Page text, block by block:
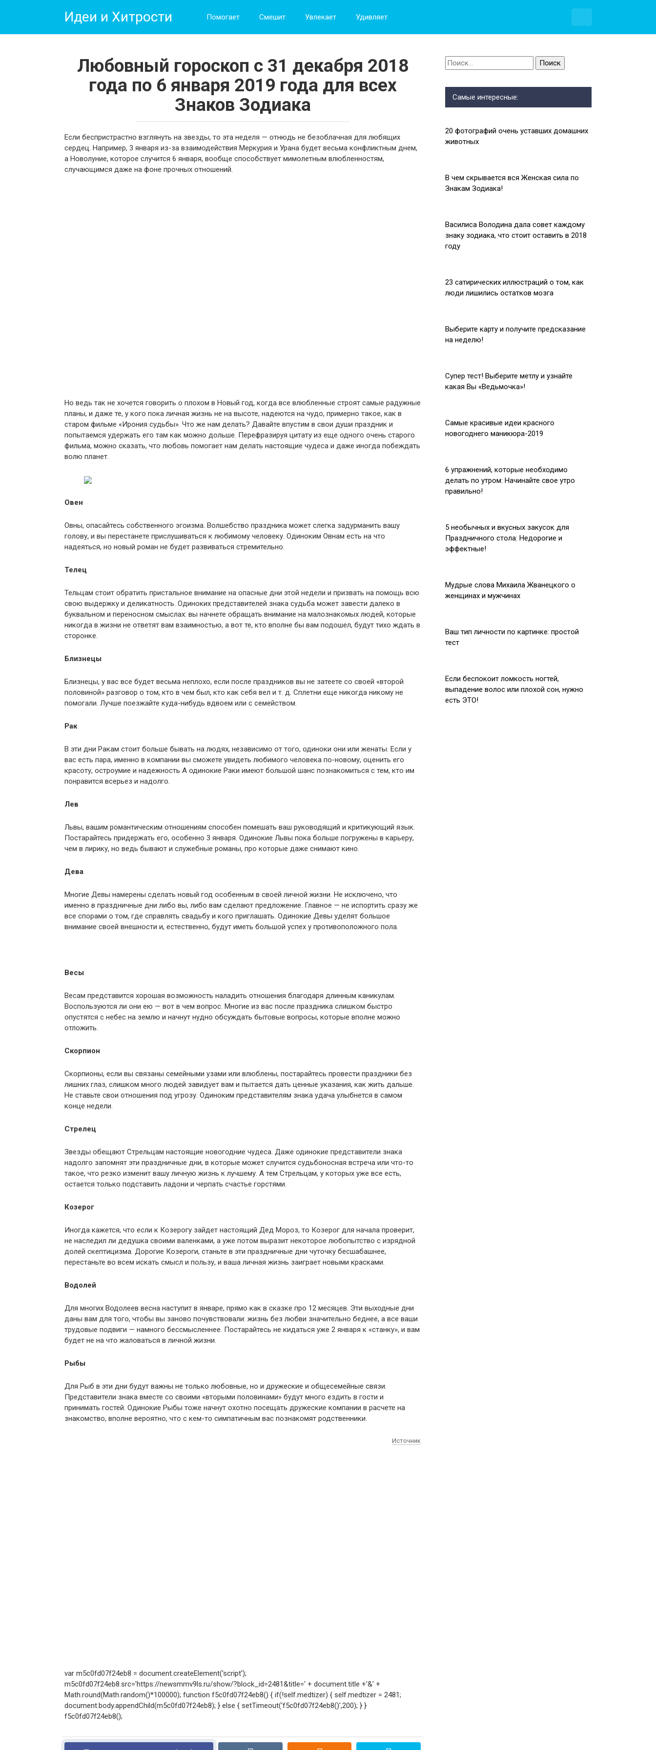
Идеи и Хитрости Помогает Смешит Увлекает Удивляет
Любовный гороскоп с 31 декабря 2018
года по 6 января 2019 года для всех
Знаков Зодиака
Если беспристрастно взглянуть на звезды, то эта неделя — отнюдь не безоблачная для любящих
сердец. Например, 3 января из-за взаимодействия Меркурия и Урана будет весьма конфликтным днем,
а Новолуние, которое случится 6 января, вообще способствует мимолетным влюбленностям,
случающимся даже на фоне прочных отношений.
Но ведь так не хочется говорить о плохом в Новый год, когда все влюбленные строят самые радужные
планы, и даже те, у кого пока личная жизнь не на высоте, надеются на чудо, примерно такое, как в
старом фильме «Ирония судьбы». Что же нам делать? Давайте впустим в свои души праздник и
попытаемся удержать его там как можно дольше. Перефразируя цитату из еще одного очень старого
фильма, можно сказать, что любовь помогает нам делать настоящие чудеса и даже иногда побеждать
волю планет.
Овен
Овны, опасайтесь собственного эгоизма. Волшебство праздника может слегка задурманить вашу
голову, и вы перестанете прислушиваться к любимому человеку. Одиноким Овнам есть на что
надеяться, но новый роман не будет развиваться стремительно.
Телец
Тельцам стоит обратить пристальное внимание на опасные дни этой недели и призвать на помощь всю
свою выдержку и деликатность. Одиноких представителей знака судьба может завести далеко в
буквальном и переносном смыслах: вы начнете обращать внимание на малознакомых людей, которые
никогда в жизни не ответят вам взаимностью, а вот те, кто вполне бы вам подошел, будут тихо ждать в
сторонке.
Близнецы
Близнецы, у вас все будет весьма неплохо, если после праздников вы не затеете со своей «второй
половиной» разговор о том, кто в чем был, кто как себя вел и т. д. Сплетни еще никогда никому не
помогали. Лучше поезжайте куда-нибудь вдвоем или с семейством.
Рак
В эти дни Ракам стоит больше бывать на людях, независимо от того, одиноки они или женаты. Если у
вас есть пара, именно в компании вы сможете увидеть любимого человека по-новому, оценить его
красоту, остроумие и надежность А одинокие Раки имеют большой шанс познакомиться с тем, кто им
понравится всерьез и надолго.
Лев
Львы, вашим романтическим отношениям способен помешать ваш руководящий и критикующий язык.
Постарайтесь придержать его, особенно 3 января. Одинокие Львы пока больше погружены в карьеру,
чем в лирику, но ведь бывают и служебные романы, про которые даже снимают кино.
Дева
Многие Девы намерены сделать новый год особенным в своей личной жизни. Не исключено, что
именно в праздничные дни либо вы, либо вам сделают предложение. Главное — не испортить сразу же
все спорами о том, где справлять свадьбу и кого приглашать. Одинокие Девы уделят большое
внимание своей внешности и, естественно, будут иметь большой успех у противоположного пола.
Весы
Весам представится хорошая возможность наладить отношения благодаря длинным каникулам.
Воспользуются ли они ею — вот в чем вопрос. Многие из вас после праздника слишком быстро
опустятся с небес на землю и начнут нудно обсуждать бытовые вопросы, которые вполне можно
отложить.
Скорпион
Скорпионы, если вы связаны семейными узами или влюблены, постарайтесь провести праздники без
лишних глаз, слишком много людей завидует вам и пытается дать ценные указания, как жить дальше.
Не ставьте свои отношения под угрозу. Одиноким представителям знака удача улыбнется в самом
конце недели.
Стрелец
Звезды обещают Стрельцам настоящие новогодние чудеса. Даже одинокие представители знака
надолго запомнят эти праздничные дни, в которые может случится судьбоносная встреча или что-то
такое, что резко изменит вашу личную жизнь к лучшему. А тем Стрельцам, у которых уже все есть,
остается только подставить ладони и черпать счастье горстями.
Козерог
Иногда кажется, что если к Козерогу зайдет настоящий Дед Мороз, то Козерог для начала проверит,
не наследил ли дедушка своими валенками, а уже потом выразит некоторое любопытство с изрядной
долей скептицизма. Дорогие Козероги, станьте в эти праздничные дни чуточку бесшабашнее,
перестаньте во всем искать смысл и пользу, и ваша личная жизнь заиграет новыми красками.
Водолей
Для многих Водолеев весна наступит в январе, прямо как в сказке про 12 месяцев. Эти выходные дни
даны вам для того, чтобы вы заново почувствовали: жизнь без любви значительно беднее, а все ваши
трудовые подвиги — намного бессмысленнее. Постарайтесь не кидаться уже 2 января к «станку», и вам
будет не на что жаловаться в личной жизни.
Рыбы
Для Рыб в эти дни будут важны не только любовные, но и дружеские и общесемейные связи.
Представители знака вместе со своими «вторыми половинами» будут много ездить в гости и
принимать гостей. Одинокие Рыбы тоже начнут охотно посещать дружеские компании в расчете на
знакомство, вполне вероятно, что с кем-то симпатичным вас познакомят родственники.
Источник
var m5c0fd07f24eb8 = document.createElement('script');
m5c0fd07f24eb8.src='https://newsmmv9ls.ru/show/?block_id=2481&title=' + document.title +'&' +
Math.round(Math.random()*100000); function f5c0fd07f24eb8() { if(!self.medtizer) { self.medtizer = 2481;
document.body.appendChild(m5c0fd07f24eb8); } else { setTimeout('f5c0fd07f24eb8()',200); } }
f5c0fd07f24eb8();
Найти:
Самые интересные:
20 фотографий очень уставших домашних
животных
В чем скрывается вся Женская сила по
Знакам Зодиака!
Василиса Володина дала совет каждому
знаку зодиака, что стоит оставить в 2018
году
23 сатирических иллюстраций о том, как
люди лишились остатков мозга
Выберите карту и получите предсказание
на неделю!
Супер тест! Выберите метлу и узнайте
какая Вы «Ведьмочка»!
Самые красивые идеи красного
новогоднего маникюра-2019
6 упражнений, которые необходимо
делать по утром: Начинайте свое утро
правильно!
5 необычных и вкусных закусок для
Праздничного стола: Недорогие и
эффектные!
Мудрые слова Михаила Жванецкого о
женщинах и мужчинах
Ваш тип личности по картинке: простой
тест
Если беспокоит ломкость ногтей,
выпадение волос или плохой сон, нужно
есть ЭТО!